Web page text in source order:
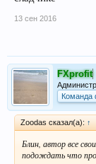
13 сен 2016
FXprofit
Команда
Zoodas сказал(а): ↑
Блин, автор все
подождать что